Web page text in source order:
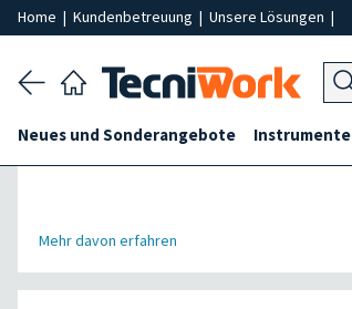
Home | Kundenbetreuung | Unsere Lösungen |
Neues und Sonderangebote Instrumente
Mehr davon erfahren